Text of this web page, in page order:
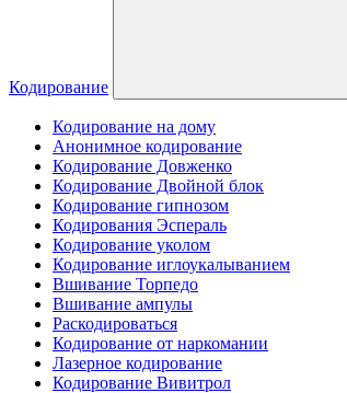
Кодирование
Кодирование на дому
Анонимное кодирование
Кодирование Довженко
Кодирование Двойной блок
Кодирование гипнозом
Кодирования Эспераль
Кодирование уколом
Кодирование иглоукалыванием
Вшивание Торпедо
Вшивание ампулы
Раскодироваться
Кодирование от наркомании
Лазерное кодирование
Кодирование Вивитрол